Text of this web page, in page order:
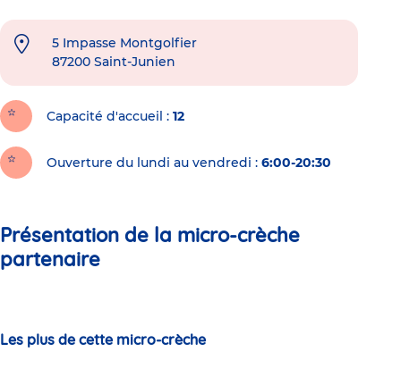
5 Impasse Montgolfier
87200 Saint-Junien
Capacité d'accueil 12
Ouverture du lundi au vendredi : 6:00-20:30
Présentation de la micro-crèche
partenaire
Les plus de cette micro-crèche